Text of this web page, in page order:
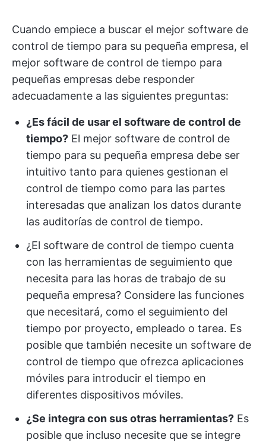
Cuando empiece a buscar el mejor software de
control de tiempo para su pequeña empresa, el
mejor software de control de tiempo para
pequeñas empresas debe responder
adecuadamente a las siguientes preguntas:
¿Es fácil de usar el software de control de
tiempo? El mejor software de control de
tiempo para su pequeña empresa debe ser
intuitivo tanto para quienes gestionan el
control de tiempo como para las partes
interesadas que analizan los datos durante
las auditorías de control de tiempo.
¿El software de control de tiempo cuenta
con las herramientas de seguimiento que
necesita para las horas de trabajo de su
pequeña empresa? Considere las funciones
que necesitará, como el seguimiento del
tiempo por proyecto, empleado o tarea. Es
posible que también necesite un software de
control de tiempo que ofrezca aplicaciones
móviles para introducir el tiempo en
diferentes dispositivos móviles.
¿Se integra con sus otras herramientas? Es
posible que incluso necesite que se integre